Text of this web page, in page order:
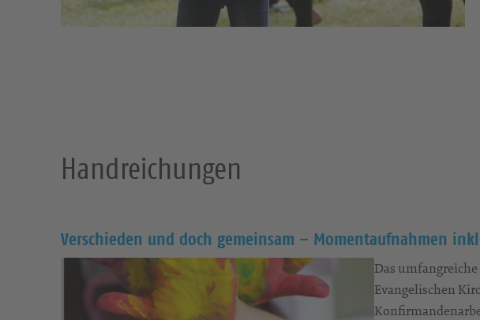
Handreichungen
Verschieden und doch gemeinsam – Momentaufnahmen
Das
Evangelischen